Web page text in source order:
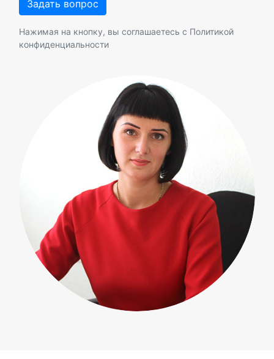
Нажимая на кнопку, вы соглашаетесь с Политикой
конфиденциальности